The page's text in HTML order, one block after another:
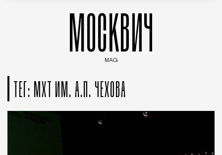
МОСКВИЧ
MAG
ТЕГ: МХТ ИМ. А.П. ЧЕХОВА